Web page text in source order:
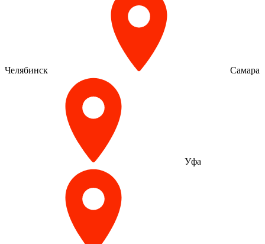
Челябинск Самара
Уфа